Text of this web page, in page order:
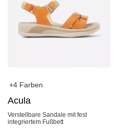
+4 Farben
Acula
Verstellbare Sandale mit fest
integriertem Fußbett